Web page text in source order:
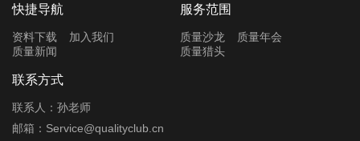
快捷导航
资料下载
加入我们
质量新闻
服务范围
质量沙龙
质量年会
质量猎头
联系方式
联系人：孙老师
邮箱：Service@qualityclub.cn